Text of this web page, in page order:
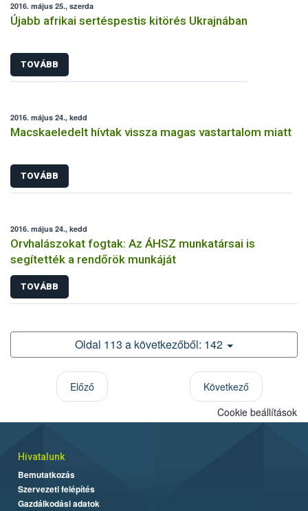
2016. május 25., szerda
Újabb afrikai sertéspestis kitörés Ukrajnában
TOVÁBB
2016. május 24., kedd
Macskaeledelt hívtak vissza magas vastartalom miatt
TOVÁBB
2016. május 24., kedd
Orvhalászokat fogtak: Az ÁHSZ munkatársai is
segítették a rendőrök munkáját
TOVÁBB
Oldal 113 a következőből: 142
Előző
Következő
Cookie beállítások
Hivatalunk
Bemutatkozás
Szervezeti felépítés
Gazdálkodási adatok